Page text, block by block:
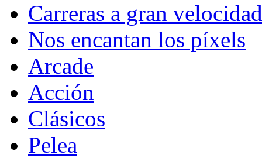
Carreras a gran velocidad
Nos encantan los píxels
Arcade
Acción
Clásicos
Pelea